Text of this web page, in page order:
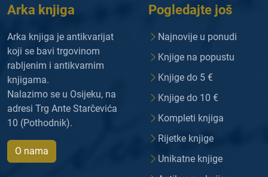
Arka knjiga
Arka knjiga je antikvarijat
koji se bavi trgovinom
rabljenim i antikvarnim
knjigama.
Nalazimo se u Osijeku, na
adresi Trg Ante Starčevića
10 (Pothodnik).
O nama
Pogledajte još
Najnovije u ponudi
Knjige na popustu
Knjige do 5 €
Knjige do 10 €
Kompleti knjiga
Rijetke knjige
Unikatne knjige